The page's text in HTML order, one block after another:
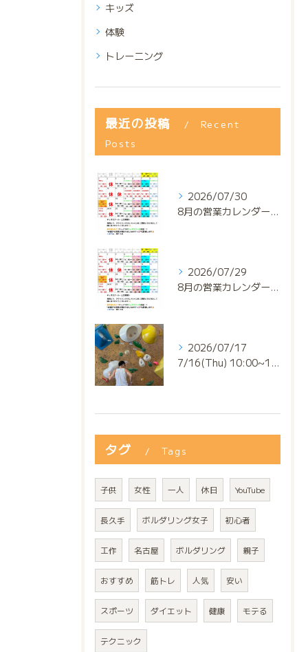
キッズ
体験
トレーニング
最近の投稿
Recent
Posts
2026/07/30
8月の営業カレンダー📅でっっっす‼️
2026/07/29
8月の営業カレンダー📅でっっっす‼️
2026/07/17
7/16(Thu) 10:00~13:00
タグ Tags
子供 女性 一人 休日 YouTube
長久手 ボルダリング女子 初心者
工作 名古屋 ボルダリング 親子
おすすめ 筋トレ 人気 安い
スポーツ ダイエット 健康 モテる
テクニック